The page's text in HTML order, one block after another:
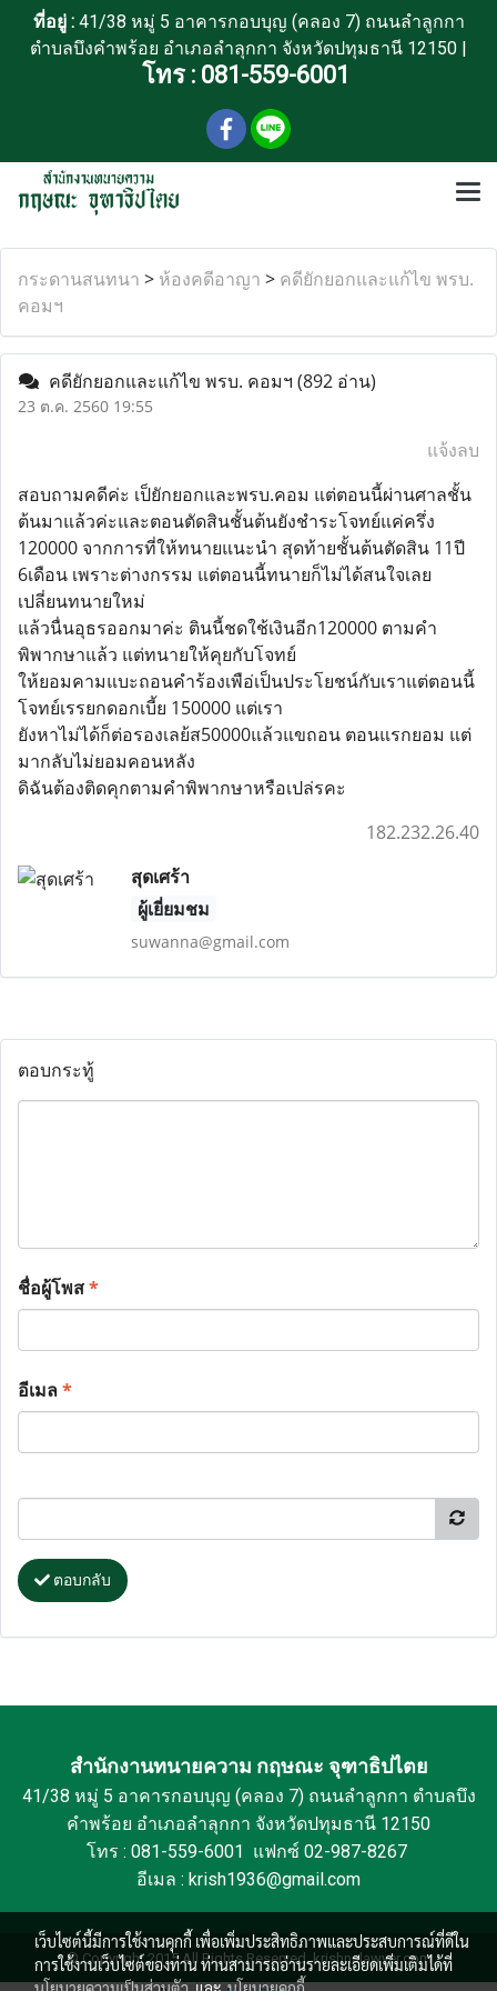
ที่อยู่ :41/38 หมู่ 5 อาคารกอบบุญ (คลอง 7) ถนนลำลูกกา
ตำบลบึงคำพร้อย อำเภอลำลุกกา จังหวัดปทุมธานี 12150 |
โทร : 081-559-6001
กระดานสนทนา > ห้องคดีอาญา > คดียักยอกและแก้ไข พรบ.
คอมฯ
คดียักยอกและแก้ไข พรบ. คอมฯ (892 อ่าน)
23 ต.ค. 2560 19:55
แจ้งลบ
สอบถามคดีค่ะ เป็ยักยอกและพรบ.คอม แต่ตอนนี้ผ่านศาลชั้น
ต้นมาแล้วค่ะและตอนตัดสินชั้นต้นยังชำระโจทย์แค่ครึ่ง
120000 จากการที่ให้ทนายแนะนำ สุดท้ายชั้นต้นตัดสิน 11ปี
6เดือน เพราะต่างกรรม แต่ตอนนี้ทนายก็ไม่ได้สนใจเลย
เปลี่ยนทนายใหม่
แล้วนื่นอุธรออกมาค่ะ ตินนี้ชดใช้เงินอีก120000 ตามคำ
พิพากษาแล้ว แต่ทนายให้คุยกับโจทย์
ให้ยอมคามแบะถอนคำร้องเพือ่เป็นประโยชน์กับเราแต่ตอนนี้
โจทย์เรรยกดอกเบี้ย 150000 แต่เรา
ยังหาไม่ได้ก็ต่อรองเลย้ส50000แล้วแขถอน ตอนแรกยอม แต่
มากลับไม่ยอมคอนหลัง
ดิฉันต้องติดคุกตามคำพิพากษาหรือเปล่รคะ
182.232.26.40
สุดเศร้า
ผู้เยี่ยมชม
suwanna@gmail.com
ตอบกระทู้
ชื่อผู้โพส*
อีเมล*
ตอบกลับ
สำนักงานทนายความ กฤษณะ จุฑาธิปไตย
41/38 หมู่ 5 อาคารกอบบุญ (คลอง 7) ถนนลำลูกกา ตำบลบึง
คำพร้อย อำเภอลำลุกกา จังหวัดปทุมธานี 12150
โทร : 081-559-6001 แฟกซ์ 02-987-8267
อีเมล : krish1936@gmail.com
© Copyright 2015 All Rights Reserved. krishnalawyer.com
เว็บไซต์นี้มีการใช้งานคุกกี้ เพื่อเพิ่มประสิทธิภาพและประสบการณ์ที่ดีใน
การใช้งานเว็บไซต์ของท่าน ท่านสามารถอ่านรายละเอียดเพิ่มเติมได้ที่